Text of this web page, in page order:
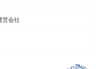
営会社